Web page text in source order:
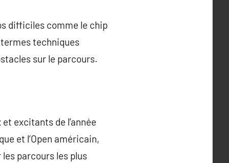
difficiles comme le chip
techniques
sur le parcours.
excitants de l’année
et l’Open américain,
parcours les plus